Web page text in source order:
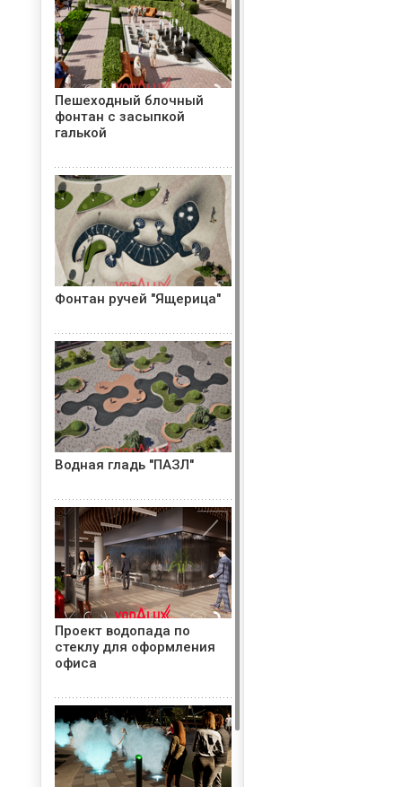
Пешеходный блочный
фонтан с засыпкой
галькой
Фонтан ручей "Ящерица"
Водная гладь "ПАЗЛ"
Проект водопада по
стеклу для оформления
офиса